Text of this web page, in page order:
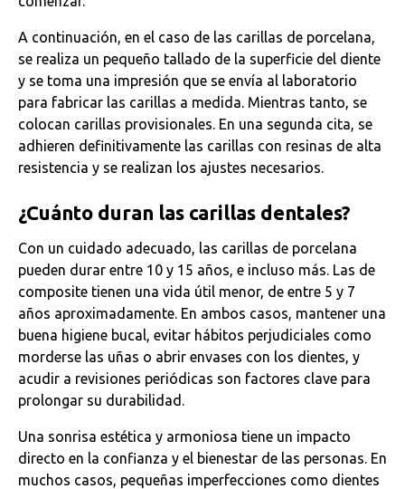
A continuación, en el caso de las carillas de porcelana,
se realiza un pequeño tallado de la superficie del diente
y se toma una impresión que se envía al laboratorio
para fabricar las carillas a medida. Mientras tanto, se
colocan carillas provisionales. En una segunda cita, se
adhieren definitivamente las carillas con resinas de alta
resistencia y se realizan los ajustes necesarios.
¿Cuánto duran las carillas dentales?
Con un cuidado adecuado, las carillas de porcelana
pueden durar entre 10 y 15 años, e incluso más. Las de
composite tienen una vida útil menor, de entre 5 y 7
años aproximadamente. En ambos casos, mantener una
buena higiene bucal, evitar hábitos perjudiciales como
morderse las uñas o abrir envases con los dientes, y
acudir a revisiones periódicas son factores clave para
prolongar su durabilidad.
Una sonrisa estética y armoniosa tiene un impacto
directo en la confianza y el bienestar de las personas. En
muchos casos, pequeñas imperfecciones como dientes